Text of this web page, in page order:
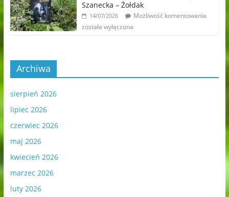
Szanecka – Żołdak
14/07/2026
Możliwość komentowania
została wyłączona
Archiwa
sierpień 2026
lipiec 2026
czerwiec 2026
maj 2026
kwiecień 2026
marzec 2026
luty 2026